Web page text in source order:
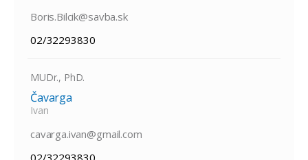
Boris.Bilcik@savba.sk
02/32293830
MUDr., PhD.
Čavarga
Ivan
cavarga.ivan@gmail.com
02/32293830